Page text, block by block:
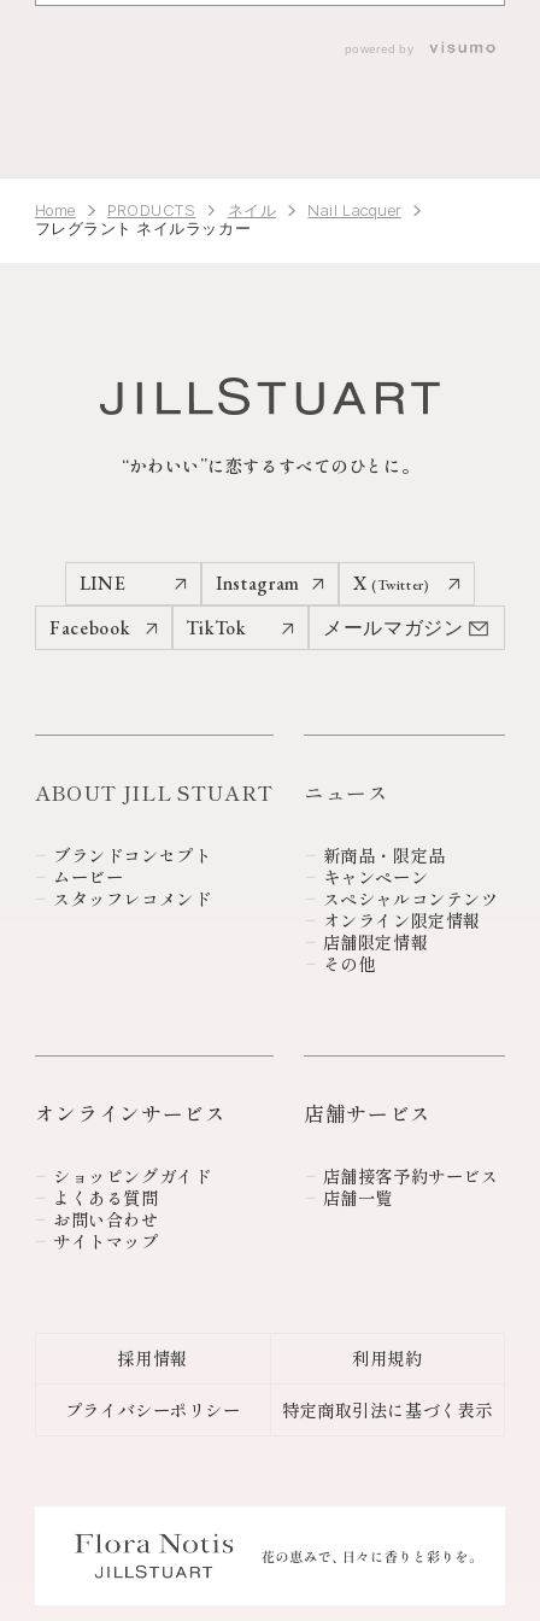
powered by
Home PRODUCTS ネイル
Nail Lacquer
フレグラント ネイルラッカー
“かわいい”に恋するすべてのひとに。
LINE Instagram X (Twitter)
Facebook TikTok メールマガジン
ABOUT JILL STUART
ブランドコンセプト
ムービー
スタッフレコメンド
ニュース
新商品・限定品
キャンペーン
スペシャルコンテンツ
オンライン限定情報
店舗限定情報
その他
オンラインサービス
ショッピングガイド
よくある質問
お問い合わせ
サイトマップ
店舗サービス
店舗接客予約サービス
店舗一覧
採用情報
プライバシーポリシー
利用規約
特定商取引法に基づく表示